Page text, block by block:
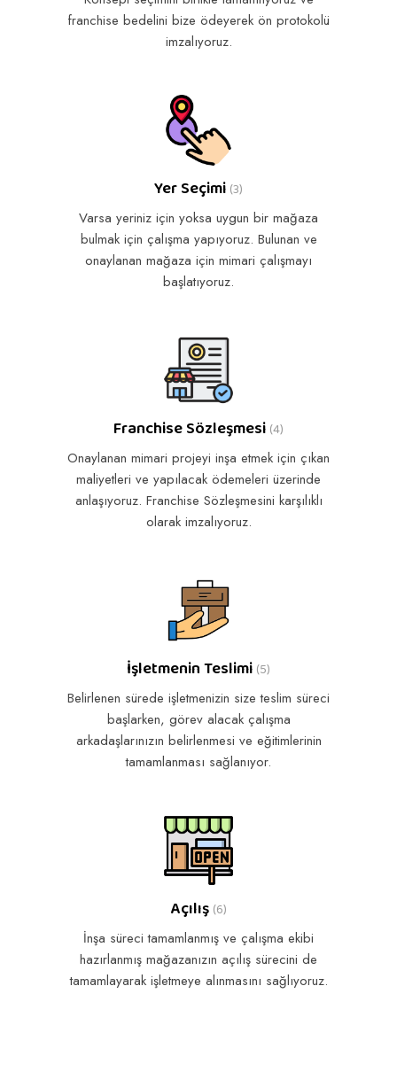
franchise bedelini bize ödeyerek ön protokolü
imzalıyoruz.
Yer Seçimi (3)
Varsa yeriniz için yoksa uygun bir mağaza
bulmak için çalışma yapıyoruz. Bulunan ve
onaylanan mağaza için mimari çalışmayı
başlatıyoruz.
Franchise Sözleşmesi (4)
Onaylanan mimari projeyi inşa etmek için çıkan
maliyetleri ve yapılacak ödemeleri üzerinde
anlaşıyoruz. Franchise Sözleşmesini karşılıklı
olarak imzalıyoruz.
İşletmenin Teslimi (5)
Belirlenen sürede işletmenizin size teslim süreci
başlarken, görev alacak çalışma
arkadaşlarınızın belirlenmesi ve eğitimlerinin
tamamlanması sağlanıyor.
Açılış (6)
İnşa süreci tamamlanmış ve çalışma ekibi
hazırlanmış mağazanızın açılış sürecini de
tamamlayarak işletmeye alınmasını sağlıyoruz.